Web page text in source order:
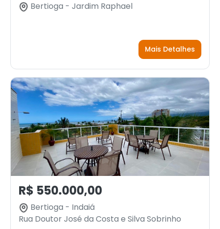
Bertioga - Jardim Raphael
Mais Detalhes
R$ 550.000,00
Bertioga - Indaiá
Rua Doutor José da Costa e Silva Sobrinho